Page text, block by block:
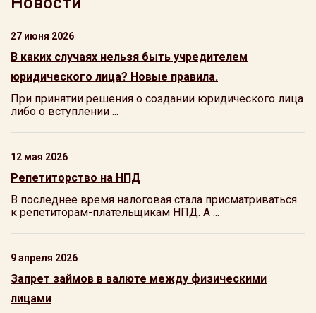
27 июня 2026
В каких случаях нельзя быть учредителем
юридического лица? Новые правила.
При принятии решения о создании юридического лица
либо о вступлении ...
12 мая 2026
Репетиторство на НПД
В последнее время налоговая стала присматриваться
к репетиторам-плательщикам НПД. А ...
9 апреля 2026
Запрет займов в валюте между физическими
лицами